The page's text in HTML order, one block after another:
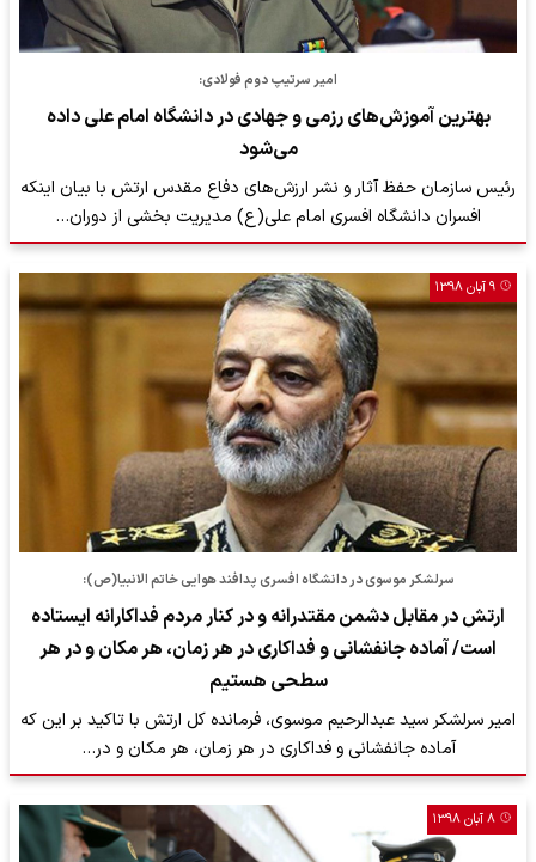
امیر سرتیپ دوم فولادی:
بهترین آموزش‌های رزمی و جهادی در دانشگاه امام علی داده
می‌شود
رئیس سازمان حفظ آثار و نشر ارزش‌های دفاع مقدس ارتش با بیان اینکه
افسران دانشگاه افسری امام علی(ع) مدیریت بخشی از دوران…
۹ آبان ۱۳۹۸
سرلشکر موسوی در دانشگاه افسری پدافند هوایی خاتم الانبیا(ص):
ارتش در مقابل دشمن مقتدرانه و در کنار مردم فداکارانه ایستاده
است/ آماده جانفشانی و فداکاری در هر زمان، هر مکان و در هر
سطحی هستیم
امیر سرلشکر سید عبدالرحیم موسوی، فرمانده کل ارتش با تاکید بر این که
آماده جانفشانی و فداکاری در هر زمان، هر مکان و در…
۸ آبان ۱۳۹۸